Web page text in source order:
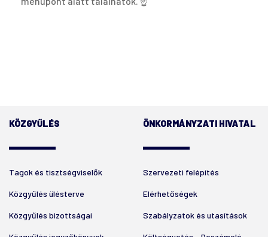
KÖZGYŰLÉS
Tagok és tisztségviselők
Közgyűlés ülésterve
Közgyűlés bizottságai
ÖNKORMÁNYZATI HIVATAL
Szervezeti felépítés
Elérhetőségek
Szabályzatok és utasítások